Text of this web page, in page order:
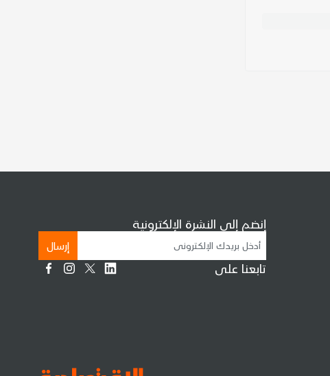
إنضم إلى النشرة الإلكترونية
إرسال
تابعنا على